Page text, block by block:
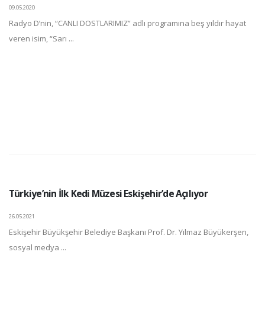
09.05.2020
Radyo D’nin, “CANLI DOSTLARIMIZ” adlı programına beş yıldır hayat
veren isim, “Sarı ...
Türkiye’nin İlk Kedi Müzesi Eskişehir’de Açılıyor
26.05.2021
Eskişehir Büyükşehir Belediye Başkanı Prof. Dr. Yılmaz Büyükerşen,
sosyal medya ...